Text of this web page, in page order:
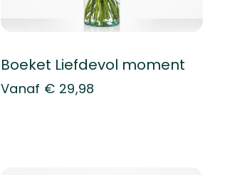
Boeket Liefdevol moment
Vanaf € 29,98